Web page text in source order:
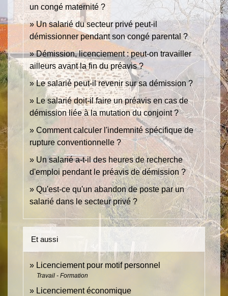
un congé maternité ?
Un salarié du secteur privé peut-il
démissionner pendant son congé parental ?
Démission, licenciement : peut-on travailler
ailleurs avant la fin du préavis ?
Le salarié peut-il revenir sur sa démission ?
Le salarié doit-il faire un préavis en cas de
démission liée à la mutation du conjoint ?
Comment calculer l'indemnité spécifique de
rupture conventionnelle ?
Un salarié a-t-il des heures de recherche
d'emploi pendant le préavis de démission ?
Qu'est-ce qu'un abandon de poste par un
salarié dans le secteur privé ?
Et aussi
Licenciement pour motif personnel
Travail - Formation
Licenciement économique